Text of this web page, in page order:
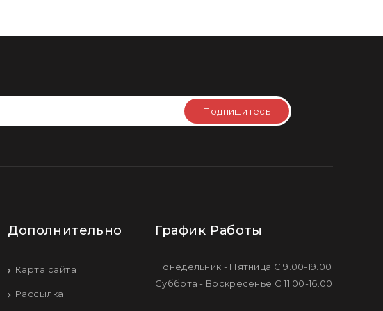
Подпишитесь
Дополнительно
Карта сайта
Рассылка
График Работы
Понедельник - Пятница С 9.00-19.00
Суббота - Воскресенье С 11.00-16.00